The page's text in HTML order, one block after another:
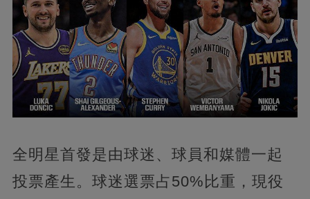
全明星首發是由球迷、球員和媒體一起
投票產生。球迷選票占50%比重，現役